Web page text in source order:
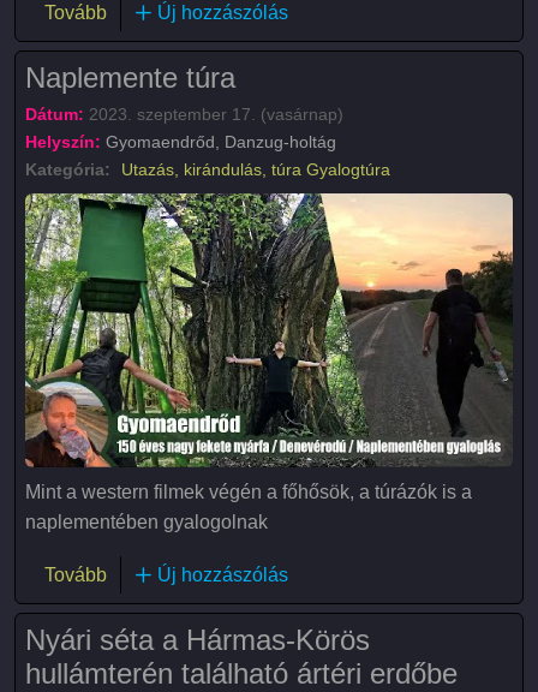
Tovább(Őszi séta a hullámtéri őserdőben)
Új hozzászólás
Naplemente túra
Dátum: 2023. szeptember 17. (vasárnap)
Helyszín: Gyomaendrőd, Danzug-holtág
Kategória:
Utazás, kirándulás, túra Gyalogtúra
Mint a western filmek végén a főhősök, a túrázók is a
naplementében gyalogolnak
Tovább(Naplemente túra)
Új hozzászólás
Nyári séta a Hármas-Körös
hullámterén található ártéri erdőbe